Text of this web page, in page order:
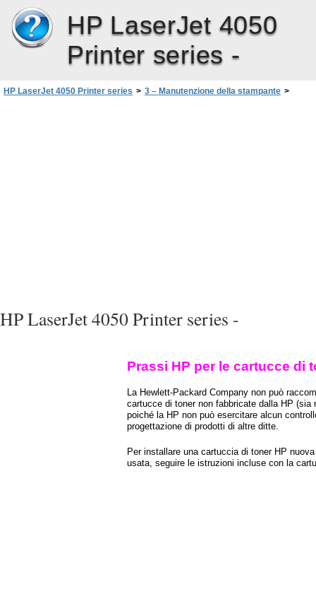
HP LaserJet 4050
Printer series -
HP LaserJet 4050 Printer series > 3 – Manutenzione della stampante >
HP LaserJet 4050 Printer series -
Prassi HP per le cartucce di
La Hewlett-Packard Company non può
cartucce di toner non fabbricate dalla HP (sia
poiché la HP non può esercitare alcun
progettazione di prodotti di altre ditte.
Per installare una cartuccia di toner HP
usata, seguire le istruzioni incluse con la